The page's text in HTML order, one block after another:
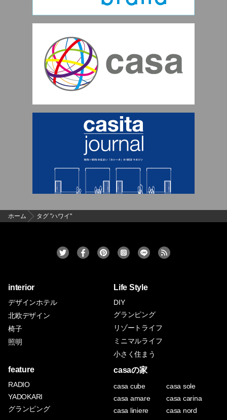
ホーム タグ "ハワイ"
interior
デザインホテル
北欧デザイン
椅子
照明
Life Style
DIY
グランピング
リゾートライフ
ミニマルライフ
小さく住まう
feature
RADIO
YADOKARI
グランピング
casaの家
casa cube
casa sole
casa amare
casa carina
casa liniere
casa nord